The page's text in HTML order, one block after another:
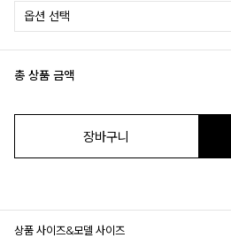
총 상품 금액
장바구니
상품 사이즈&모델 사이즈